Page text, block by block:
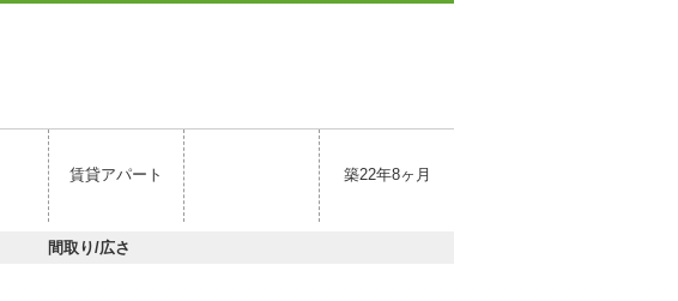
賃貸アパート 築22年8ヶ月
間取り/広さ